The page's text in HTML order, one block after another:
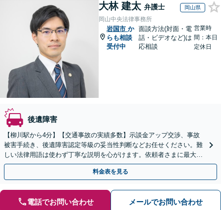
大林 建太 弁護士 岡山県
岡山中央法律事務所
岩国市 か
らも相談
受付中
面談方法(対面・電
話・ビデオなど)は
応相談
営業時
間：本日
定休日
後遺障害
【柳川駅から4分】【交通事故の実績多数】示談金アップ交渉、事故
被害手続き、後遺障害認定等級の妥当性判断などお任せください。難
しい法律用語は使わず丁寧な説明を心がけます。依頼者さまに最大限
ご納得いただける解決策を提案します。【子連れ相談可】
料金表を見る
電話でお問い合わせ メールでお問い合わせ